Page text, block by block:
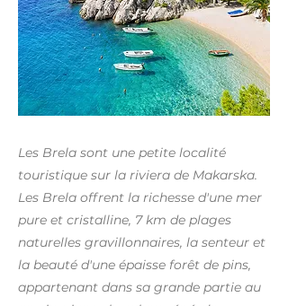
Les Brela sont une petite localité
touristique sur la riviera de Makarska.
Les Brela offrent la richesse d'une mer
pure et cristalline, 7 km de plages
naturelles gravillonnaires, la senteur et
la beauté d'une épaisse forêt de pins,
appartenant dans sa grande partie au